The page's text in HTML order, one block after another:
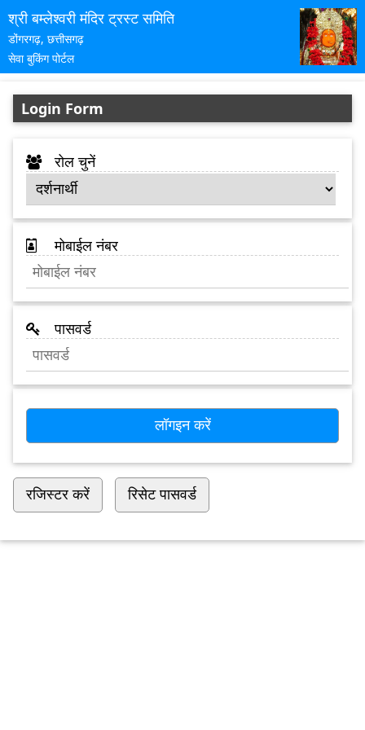
श्री बम्लेश्वरी मंदिर ट्रस्ट समिति
डोंगरगढ़, छत्तीसगढ़
सेवा बुकिंग पोर्टल
Login Form
रोल चुनें
मोबाईल नंबर
पासवर्ड
लॉगइन करें
रजिस्टर करें रिसेट पासवर्ड